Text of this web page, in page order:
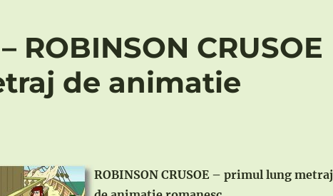
CRUSOE
de animatie
ROBINSON CRUSOE – primul lung metraj